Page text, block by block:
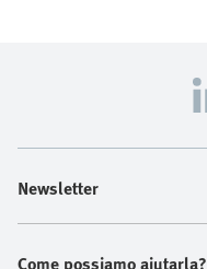
Newsletter
Come possiamo aiutarla?